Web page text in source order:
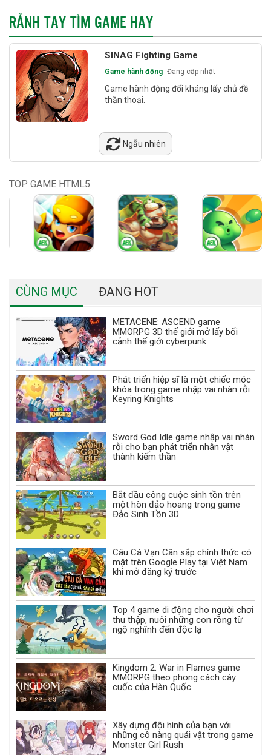
RẢNH TAY TÌM GAME HAY
SINAG Fighting Game
Game hành động Đang cập nhật
Game hành động đối kháng lấy chủ đề
thần thoại.
Ngẫu nhiên
TOP GAME HTML5
CÙNG MỤC ĐANG HOT
METACENE: ASCEND game
MMORPG 3D thế giới mở lấy bối
cảnh thế giới cyberpunk
Phát triển hiệp sĩ là một chiếc móc
khóa trong game nhập vai nhàn rỗi
Keyring Knights
Sword God Idle game nhập vai nhàn
rỗi cho bạn phát triển nhân vật
thành kiếm thần
Bắt đầu công cuộc sinh tồn trên
một hòn đảo hoang trong game
Đảo Sinh Tồn 3D
Câu Cá Vạn Cân sắp chính thức có
mặt trên Google Play tại Việt Nam
khi mở đăng ký trước
Top 4 game di động cho người chơi
thu thập, nuôi những con rồng từ
ngộ nghĩnh đến độc lạ
Kingdom 2: War in Flames game
MMORPG theo phong cách cày
cuốc của Hàn Quốc
Xây dựng đội hình của bạn với
những cô nàng quái vật trong game
Monster Girl Rush